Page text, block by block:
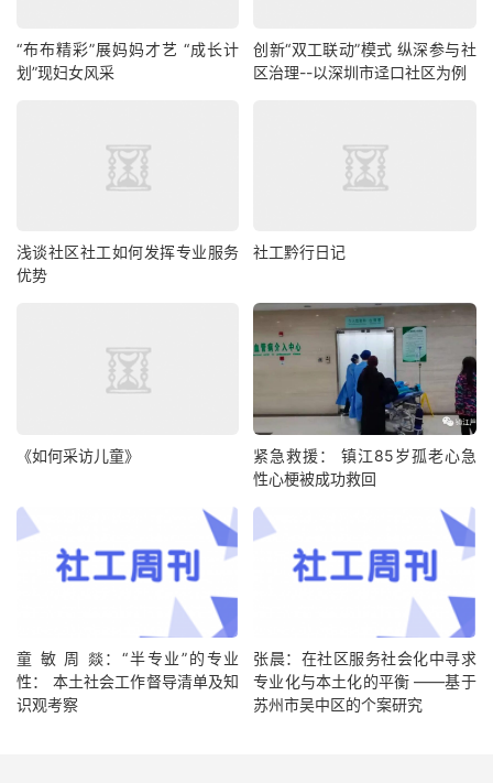
“布布精彩”展妈妈才艺 “成长计
划”现妇女风采
创新“双工联动”模式 纵深参与社
区治理--以深圳市迳口社区为例
浅谈社区社工如何发挥专业服务
优势
社工黔行日记
《如何采访儿童》
紧急救援： 镇江85岁孤老心急
性心梗被成功救回
童 敏 周 燚：“半专业”的专业
性： 本土社会工作督导清单及知
识观考察
张晨：在社区服务社会化中寻求
专业化与本土化的平衡 ——基于
苏州市吴中区的个案研究